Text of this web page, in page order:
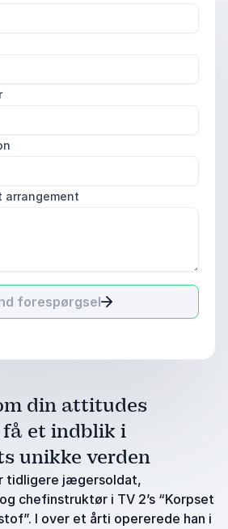
arrangement
forespørgsel
din attitudes
et indblik i
unikke verden
tidligere jægersoldat,
chefinstruktør i TV 2’s “Korpset
I over et årti opererede han i